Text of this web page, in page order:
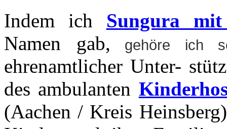
Indem ich Sungura
Namen gab,
gehöre ich
ehrenamtlicher Unter-
des ambulanten
(Aachen / Kreis